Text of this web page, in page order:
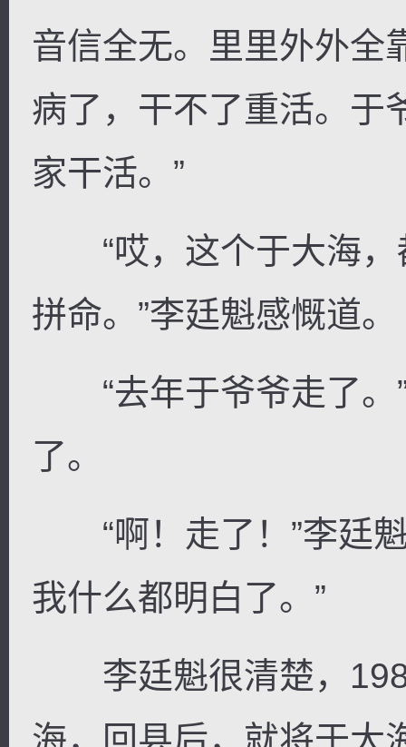
音信全无。里里外外全
病了，干不了重活。于
家干活。”
“哎，这个于大海，
拼命。”李廷魁感慨道。
“去年于爷爷走了。”
了。
“啊！走了！”李廷魁
我什么都明白了。”
李廷魁很清楚，